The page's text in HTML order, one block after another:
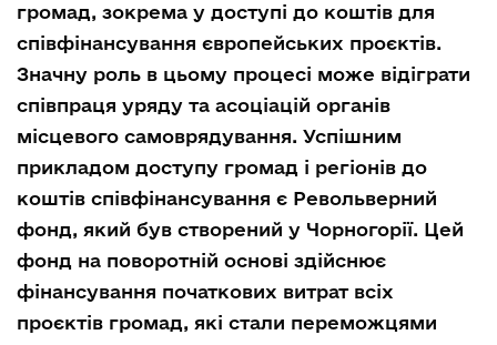
громад, зокрема у доступі до коштів для
співфінансування європейських проєктів.
Значну роль в цьому процесі може відіграти
співпраця уряду та асоціацій органів
місцевого самоврядування. Успішним
прикладом доступу громад і регіонів до
коштів співфінансування є Револьверний
фонд, який був створений у Чорногорії. Цей
фонд на поворотній основі здійснює
фінансування початкових витрат всіх
проєктів громад, які стали переможцями